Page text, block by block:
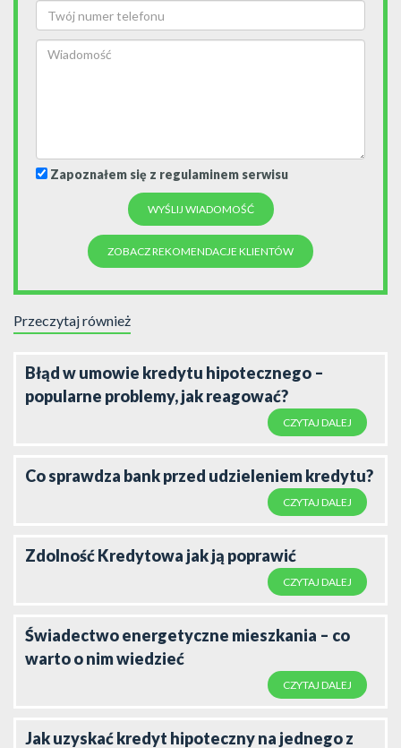
Zapoznałem się z regulaminem serwisu
ZOBACZ REKOMENDACJE KLIENTÓW
Przeczytaj również
Błąd w umowie kredytu hipotecznego –
popularne problemy, jak reagować?
CZYTAJ DALEJ
Co sprawdza bank przed udzieleniem kredytu?
CZYTAJ DALEJ
Zdolność Kredytowa jak ją poprawić
CZYTAJ DALEJ
Świadectwo energetyczne mieszkania – co
warto o nim wiedzieć
CZYTAJ DALEJ
Jak uzyskać kredyt hipoteczny na jednego z